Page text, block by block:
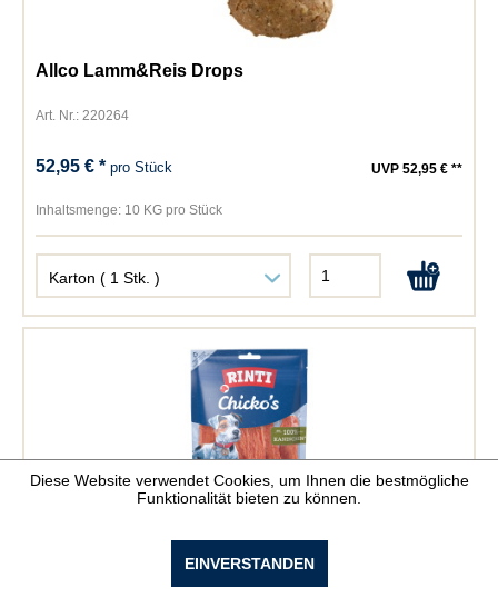
Allco Lamm&Reis Drops
Art. Nr.: 220264
52,95 € *pro Stück UVP 52,95 € **
Inhaltsmenge: 10 KG pro Stück
Rinti Extra Chicko Kaninchen
Diese Website verwendet Cookies, um Ihnen die bestmögliche
Funktionalität bieten zu können.
EINVERSTANDEN